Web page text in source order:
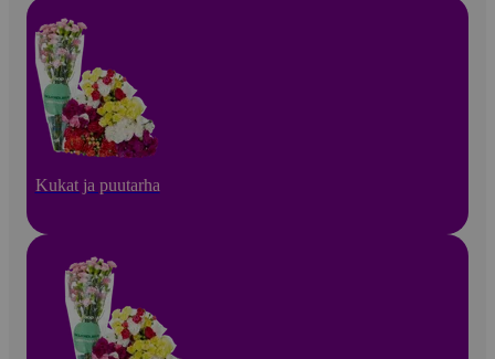
Kukat ja puutarha